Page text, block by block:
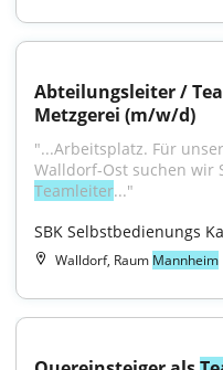
Abteilungsleiter /
Metzgerei (m/w/d)
"...Arbeitsplatz. Für
Teamleiter..."
SBK Selbstbedienungs
Walldorf, Raum Mannheim